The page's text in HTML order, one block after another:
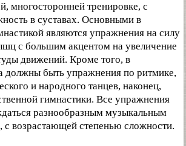
многосторонней тренировке, с
в суставах. Основными в
являются упражнения на силу
с большим акцентом на увеличение
движений. Кроме того, в
должны быть упражнения по ритмике,
и народного танцев, наконец,
гимнастики. Все упражнения
разнообразным музыкальным
с возрастающей степенью сложности.